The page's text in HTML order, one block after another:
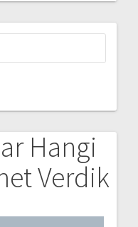
Hangi
Verdik